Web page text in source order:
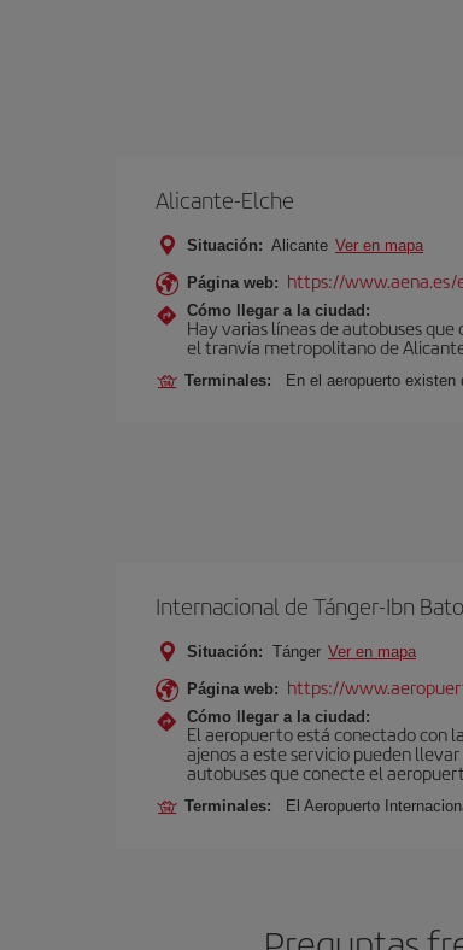
Alicante-Elche
Situación: Alicante Ver en mapa
Página web: https://
Cómo llegar a la ciudad:
Hay varias líneas de autobuses
el tranvía metropolitano de
Terminales: En el aeropuerto
Internacional de Tánger-Ibn
Situación: Tánger Ver en mapa
Página web: https://
Cómo llegar a la ciudad:
El aeropuerto está conectado con
ajenos a este servicio pueden
autobuses que conecte el
Terminales: El Aeropuerto